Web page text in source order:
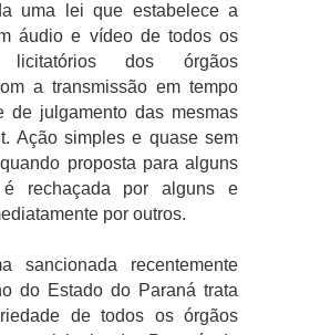
uma lei que estabelece a
áudio e vídeo de todos os
licitatórios dos órgãos
a transmissão em tempo
de julgamento das mesmas
Ação simples e quase sem
proposta para alguns
é rechaçada por alguns e
por outros.
sancionada recentemente
do Estado do Paraná trata
de todos os órgãos